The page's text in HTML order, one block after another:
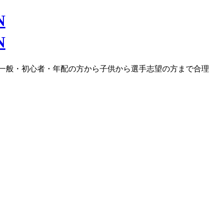
般・初心者・年配の方から子供から選手志望の方まで合理